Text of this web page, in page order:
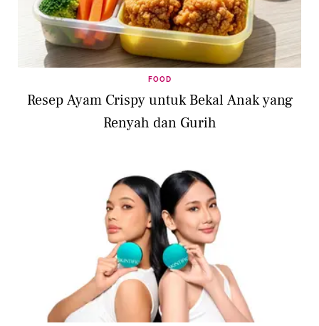
FOOD
Resep Ayam Crispy untuk Bekal Anak yang
Renyah dan Gurih